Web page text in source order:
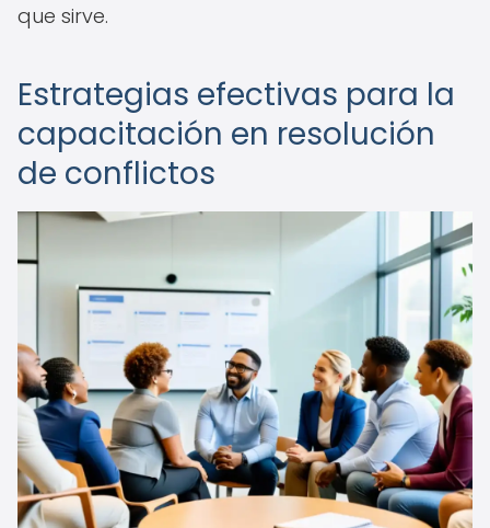
que sirve.
Estrategias efectivas para la
capacitación en resolución
de conflictos